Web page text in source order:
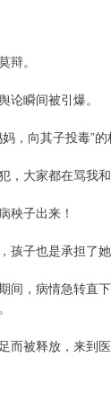
辩。
论瞬间被引爆。
，向其子投毒”的
，大家都在骂我和
秧子出来！
孩子也是承担了
间，病情急转直
而被释放，来到